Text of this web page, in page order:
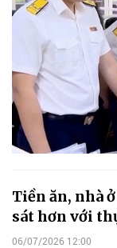
Tiền ăn, nhà
sát hơn với
06/07/2026 12:00